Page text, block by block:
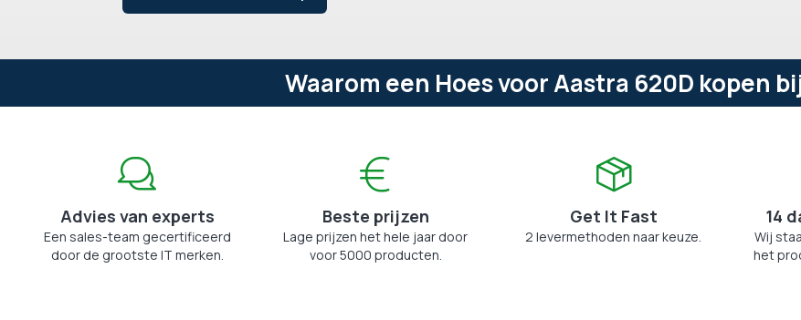
Waarom een Hoes voor Aastra 620D kopen
Advies van experts
Een sales-team gecertificeerd
door de grootste IT merken.
Beste prijzen
Lage prijzen het hele jaar door
voor 5000 producten.
Get It Fast
2 levermethoden naar keuze.
14
Wij
het